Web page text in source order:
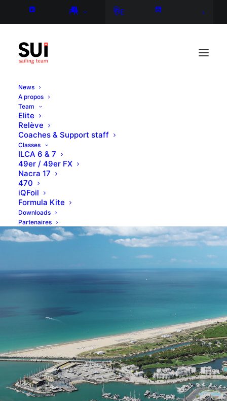
FR DE
News
A propos
Team
Elite
Relève
Coaches & Support staff
Classes
ILCA 6 & 7
49er / 49er FX
Nacra 17
470
iQFoil
Formula Kite
Downloads
Partenaires